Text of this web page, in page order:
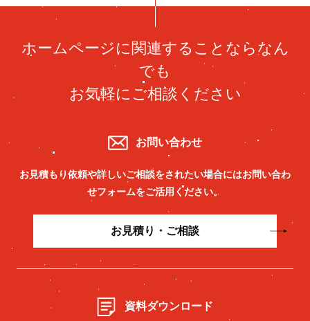
ホームページに関連することならなん
でも
お気軽にご相談ください
お問い合わせ
お見積もり依頼や詳しいご相談をされたい場合にはお問い合わ
せフォームをご活用ください。
お見積り・ご相談
資料ダウンロード